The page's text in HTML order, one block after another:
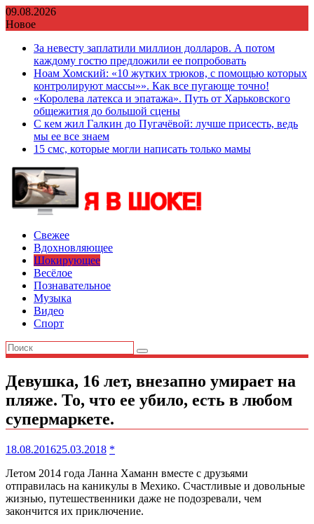
Перейти
к
09.08.2026
Новое
За невесту заплатили миллион долларов. А потом
каждому гостю предложили ее попробовать
Ноам Хомский: «10 жутких трюков, с помощью которых
контролируют массы»». Как все пугающе точно!
«Королева латекса и эпатажа». Путь от Харьковского
общежития до большой сцены
С кем жил Галкин до Пугачёвой: лучше присесть, ведь
мы ее все знаем
15 смс, которые могли написать только мамы
Свежее
Вдохновляющее
Шокирующее
Весёлое
Познавательное
Музыка
Видео
Спорт
Девушка, 16 лет, внезапно умирает на
пляже. То, что ее убило, есть в любом
супермаркете.
18.08.201625.03.2018 *
Летом 2014 года Ланна Хаманн вместе с друзьями
отправилась на каникулы в Мехико. Счастливые и довольные
жизнью, путешественники даже не подозревали, чем
закончится их приключение.